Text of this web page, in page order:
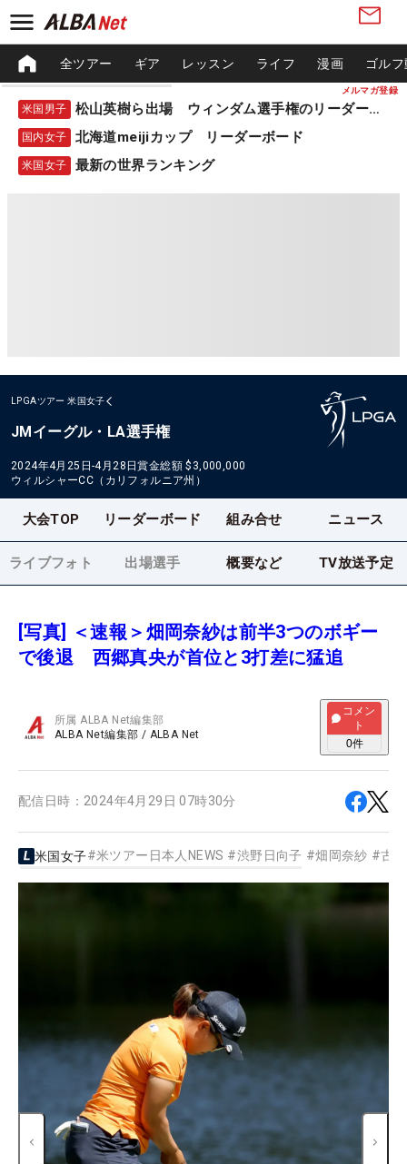
メルマガ登録
全ツアー ギア レッスン ライフ 漫画 ゴル
米国男子 松山英樹ら出場 ウィンダム選手権のリーダーボード
国内女子 北海道meijiカップ リーダーボード
米国女子 最新の世界ランキング
LPGAツアー 米国女子
JMイーグル・LA選手権
2024年4月25日-4月28日賞金総額 $3,000,000
ウィルシャーCC（カリフォルニア州）
大会TOP リーダーボード 組み合せ ニュース
ライブフォト 出場選手 概要など TV放送予定
[写真] ＜速報＞畑岡奈紗は前半3つのボギー
で後退 西郷真央が首位と3打差に猛追
所属ALBA Net編集部
ALBA Net編集部 / ALBA Net
コメン
ト
0件
配信日時： 2024年4月29日 07時30分
米国女子#米ツアー日本人NEWS #渋野日向子 #畑岡奈紗 #古